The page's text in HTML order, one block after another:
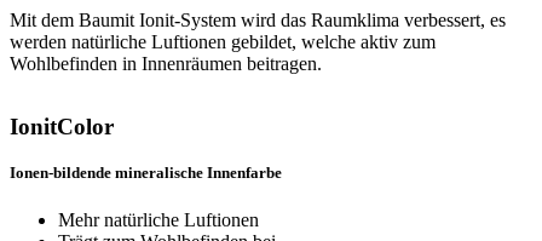
Mit dem Baumit Ionit-System wird das Raumklima verbessert, es
werden natürliche Luftionen gebildet, welche aktiv zum
Wohlbefinden in Innenräumen beitragen.
IonitColor
Ionen-bildende mineralische Innenfarbe
Mehr natürliche Luftionen